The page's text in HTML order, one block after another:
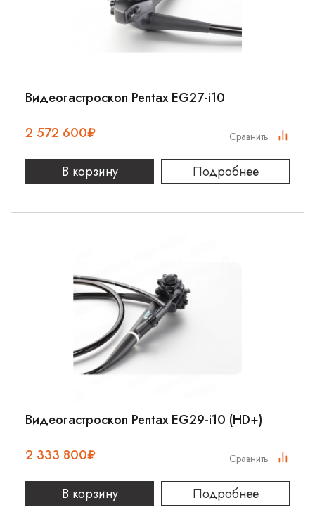
Видеогастроскоп Pentax EG27-i10
2 572 600₽
В корзину Подробнее
Сравнить
Видеогастроскоп Pentax EG29-i10 (HD+)
2 333 800₽
В корзину Подробнее
Сравнить